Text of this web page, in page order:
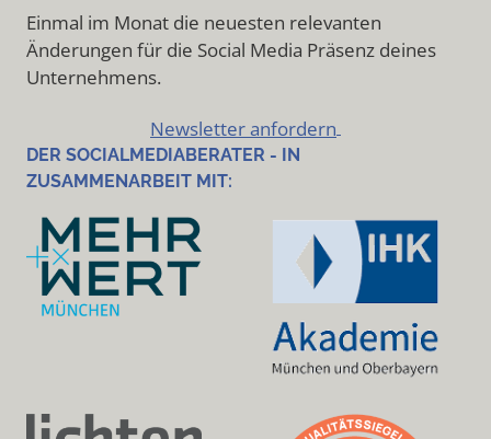
Einmal im Monat die neuesten relevanten
Änderungen für die Social Media Präsenz deines
Unternehmens.
Newsletter anfordern
DER SOCIALMEDIABERATER - IN
ZUSAMMENARBEIT MIT: